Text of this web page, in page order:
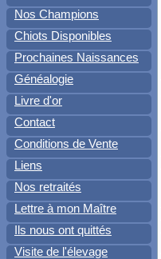
Nos Champions
Chiots Disponibles
Prochaines Naissances
Généalogie
Livre d'or
Contact
Conditions de Vente
Liens
Nos retraités
Lettre à mon Maître
Ils nous ont quittés
Visite de l'élevage